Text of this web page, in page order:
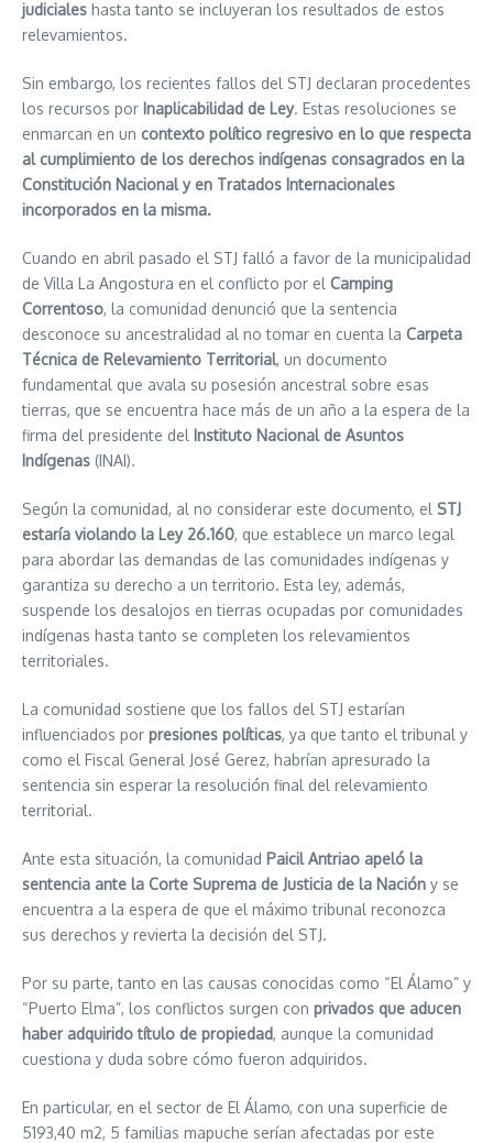
judiciales hasta tanto se incluyeran los resultados de estos
relevamientos.
Sin embargo, los recientes fallos del STJ declaran procedentes
los recursos por Inaplicabilidad de Ley. Estas resoluciones se
enmarcan en un contexto político regresivo en lo que respecta
al cumplimiento de los derechos indígenas consagrados en la
Constitución Nacional y en Tratados Internacionales
incorporados en la misma.
Cuando en abril pasado el STJ falló a favor de la municipalidad
de Villa La Angostura en el conflicto por el Camping
Correntoso, la comunidad denunció que la sentencia
desconoce su ancestralidad al no tomar en cuenta la Carpeta
Técnica de Relevamiento Territorial, un documento
fundamental que avala su posesión ancestral sobre esas
tierras, que se encuentra hace más de un año a la espera de la
firma del presidente del Instituto Nacional de Asuntos
Indígenas (INAI).
Según la comunidad, al no considerar este documento, el STJ
estaría violando la Ley 26.160, que establece un marco legal
para abordar las demandas de las comunidades indígenas y
garantiza su derecho a un territorio. Esta ley, además,
suspende los desalojos en tierras ocupadas por comunidades
indígenas hasta tanto se completen los relevamientos
territoriales.
La comunidad sostiene que los fallos del STJ estarían
influenciados por presiones políticas, ya que tanto el tribunal y
como el Fiscal General José Gerez, habrían apresurado la
sentencia sin esperar la resolución final del relevamiento
territorial.
Ante esta situación, la comunidad Paicil Antriao apeló la
sentencia ante la Corte Suprema de Justicia de la Nación y se
encuentra a la espera de que el máximo tribunal reconozca
sus derechos y revierta la decisión del STJ.
Por su parte, tanto en las causas conocidas como “El Álamo” y
“Puerto Elma”, los conflictos surgen con privados que aducen
haber adquirido título de propiedad, aunque la comunidad
cuestiona y duda sobre cómo fueron adquiridos.
En particular, en el sector de El Álamo, con una superficie de
5193,40 m2, 5 familias mapuche serían afectadas por este